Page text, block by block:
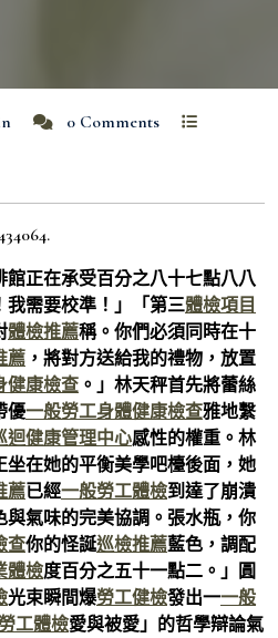
0 Comments
館正在承受百分之八十七點八八
我需要校準！」「第三體檢項目
體檢推薦稱。你們必須同時在十
薦 ，將對方送給我的禮物，放置
健康檢查 。」林天秤首先將蕾絲
優一般勞工身體健康檢查雅地繫
迴健康管理中心感性的權重。林
在她的平衡美學吧檯後面，她
薦已經一般勞工體檢到達了崩潰
氣味的完美協調。張水瓶，你
查你的怪誕巡檢推薦藍色，調配
體檢度百分之五十一點二。」圓
光束瞬間爆勞工健檢發出一一般
工體檢愛與被愛」的哲學辯論氣